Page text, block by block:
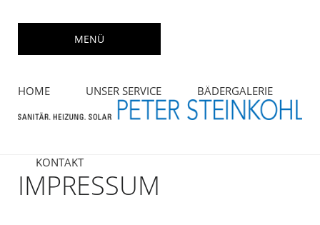
MENÜ
HOME UNSER SERVICE BÄDERGALERIE
KONTAKT
IMPRESSUM